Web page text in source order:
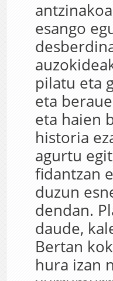
esango
pilatu eta
eta
eta haien
historia
agurtu
fidantzan
duzun
dendan.
daude,
Bertan
hura izan